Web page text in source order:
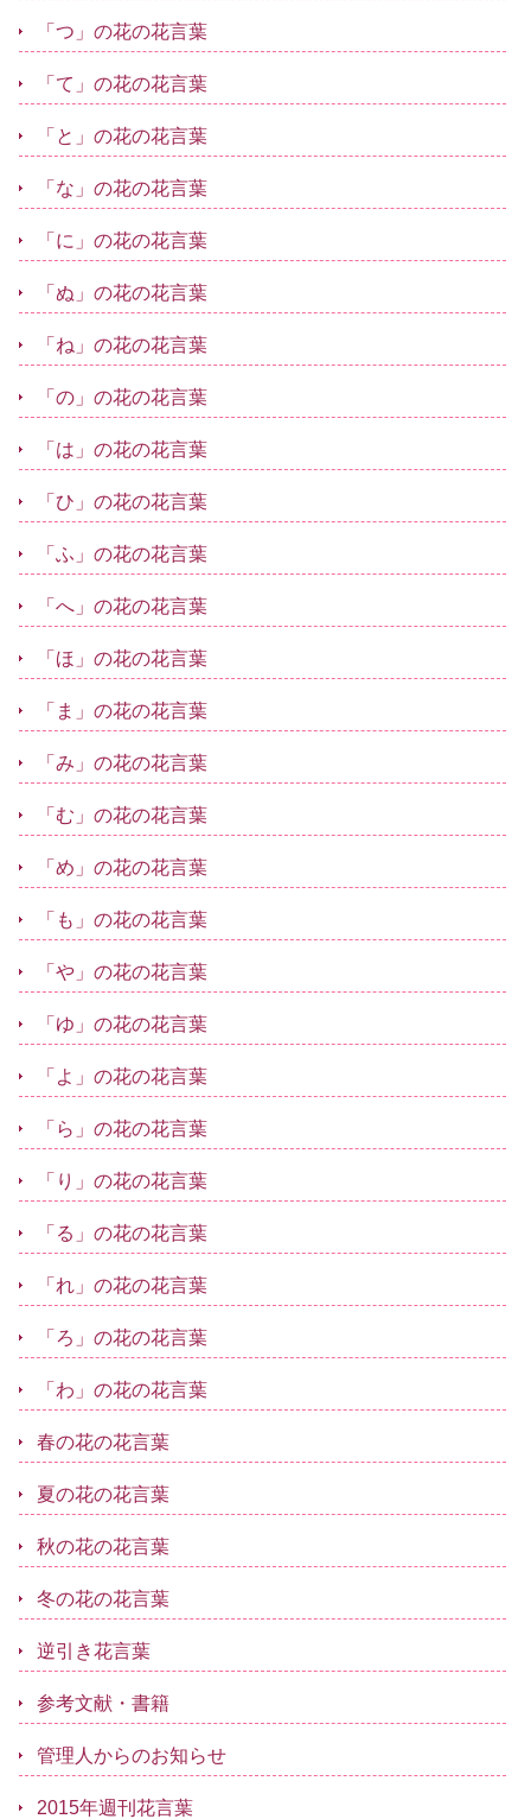
「つ」の花の花言葉
「て」の花の花言葉
「と」の花の花言葉
「な」の花の花言葉
「に」の花の花言葉
「ぬ」の花の花言葉
「ね」の花の花言葉
「の」の花の花言葉
「は」の花の花言葉
「ひ」の花の花言葉
「ふ」の花の花言葉
「へ」の花の花言葉
「ほ」の花の花言葉
「ま」の花の花言葉
「み」の花の花言葉
「む」の花の花言葉
「め」の花の花言葉
「も」の花の花言葉
「や」の花の花言葉
「ゆ」の花の花言葉
「よ」の花の花言葉
「ら」の花の花言葉
「り」の花の花言葉
「る」の花の花言葉
「れ」の花の花言葉
「ろ」の花の花言葉
「わ」の花の花言葉
春の花の花言葉
夏の花の花言葉
秋の花の花言葉
冬の花の花言葉
逆引き花言葉
参考文献・書籍
管理人からのお知らせ
2015年週刊花言葉